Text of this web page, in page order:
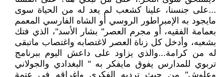
...على جنسنا، علينا كشعب لم يعد له من الحياة سوى
مايجود به الإمبراطور الروسي أو الشاه الفارسي المعمم
بعمامة الفقيه، أو مجرم العصر" بشار الأسد"، الذي فتك
بشعبه، وأدخل كل زناة العصر لاغتصابه واغتصاب ماتبقى
له من كرامة...والذي يزاود على داعش اليوم ببرنامج
تربوي للمدارس يفوق مايفكر به " البغدادي والجولاني
وعلوش" من حيث ترديه الفكري وإغراقه في عتمة